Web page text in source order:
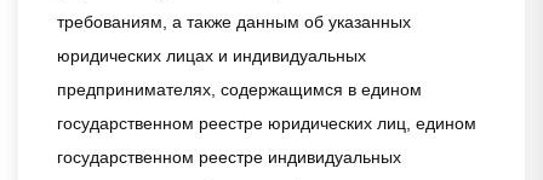
требованиям, а также данным об указанных
юридических лицах и индивидуальных
предпринимателях, содержащимся в едином
государственном реестре юридических лиц, едином
государственном реестре индивидуальных